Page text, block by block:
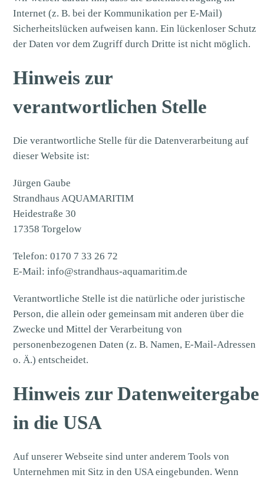
Internet (z. B. bei der Kommunikation per E-Mail)
Sicherheitslücken aufweisen kann. Ein lückenloser Schutz
der Daten vor dem Zugriff durch Dritte ist nicht möglich.
Hinweis zur
verantwortlichen Stelle
Die verantwortliche Stelle für die Datenverarbeitung auf
dieser Website ist:
Jürgen Gaube
Strandhaus AQUAMARITIM
Heidestraße 30
17358 Torgelow
Telefon: 0170 7 33 26 72
E-Mail:info@strandhaus-aquamaritim.de
Verantwortliche Stelle ist die natürliche oder juristische
Person, die allein oder gemeinsam mit anderen über die
Zwecke und Mittel der Verarbeitung von
personenbezogenen Daten (z. B. Namen, E-Mail-Adressen
o. Ä.) entscheidet.
Hinweis zur Datenweitergabe
in die USA
Auf unserer Webseite sind unter anderem Tools von
Unternehmen mit Sitz in den USA eingebunden. Wenn